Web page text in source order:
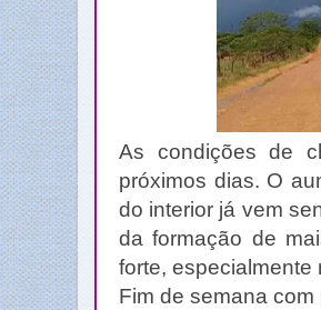
As condições de
próximos dias. O
do interior já vem
da formação de
forte,
Fim de semana